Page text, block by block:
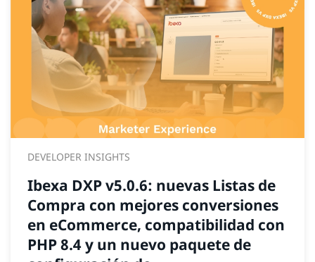
DEVELOPER INSIGHTS
Ibexa DXP v5.0.6: nuevas Listas de
Compra con mejores conversiones
en eCommerce, compatibilidad con
PHP 8.4 y un nuevo paquete de